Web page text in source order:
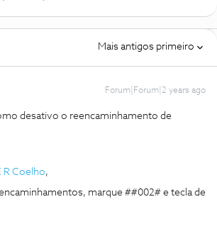
Mais antigos primeiro
Forum|Forum|2 years ago
desativo o reencaminhamento de
R Coelho,
marque ##002# e tecla de